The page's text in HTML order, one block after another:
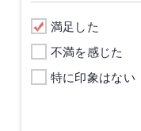
満足した
不満を感じた
特に印象はない